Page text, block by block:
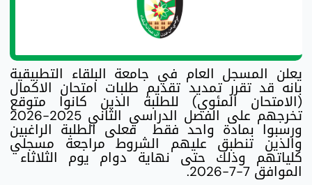
يعلن المسجل العام في جامعة البلقاء التطبيقية
بانه قد تقرر تمديد تقديم طلبات امتحان الاكمال
(الامتحان المئوي) للطلبة الذين كانوا متوقع
تخرجهم على الفصل الدراسي الثاني 2025-2026
ورسبوا بمادة واحد فقط فعلى الطلبة الراغبين
والذين تنطبق عليهم الشروط مراجعة مسجلي
كلياتهم وذلك حتى نهاية دوام يوم الثلاثاء
الموافق 7-7-2026.